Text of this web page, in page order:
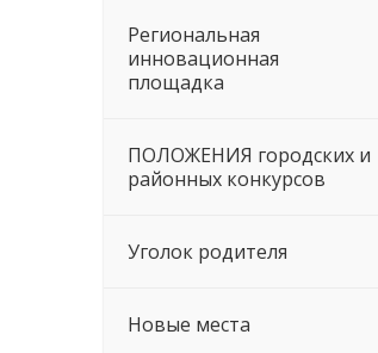
Региональная
инновационная
площадка
ПОЛОЖЕНИЯ городских и
районных конкурсов
Уголок родителя
Новые места